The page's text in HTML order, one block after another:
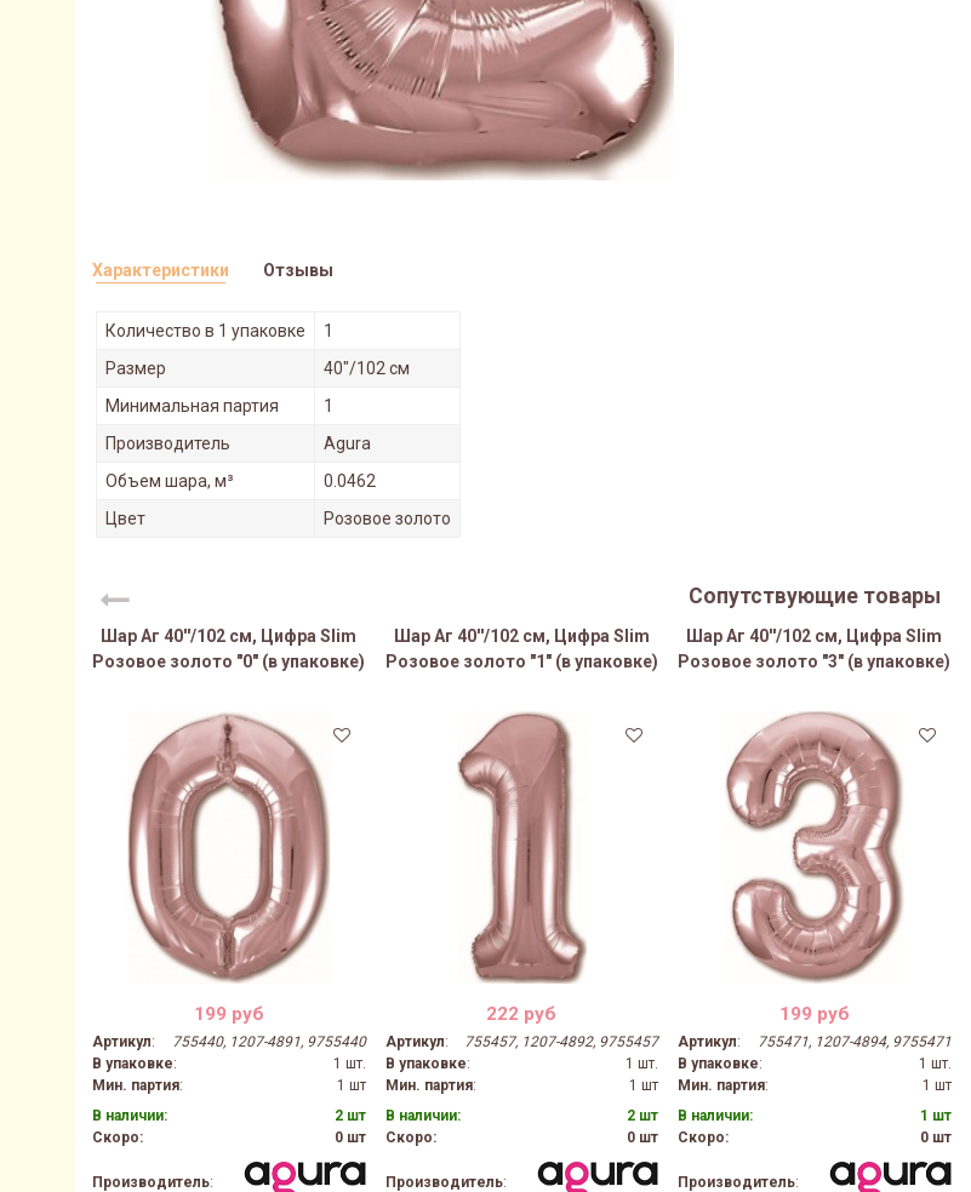
Характеристики
Количество в 1 упаковке
1
Размер
40"/102 см
Минимальная партия
1
Производитель
Agura
Объем шара, м³
0.0462
Цвет
Розовое золото
Отзывы
Сопутствующие товары
Шар Аг 40''/102 см, Цифра Slim
Розовое золото "0" (в упаковке)
199 руб
Артикул:
755440, 1207-4891, 9755440
В упаковке:
1 шт.
Мин. партия:
1 шт
В наличии:
2 шт
Скоро:
0 шт
Производитель:
Шар Аг 40''/102 см, Цифра Slim
Розовое золото "1" (в упаковке)
222 руб
Артикул:
755457, 1207-4892, 9755457
В упаковке:
1 шт.
Мин. партия:
1 шт
В наличии:
2 шт
Скоро:
0 шт
Производитель:
Шар Аг 40''/102 см, Цифра Slim
Розовое золото "3" (в упаковке)
199 руб
Артикул:
755471, 1207-4894, 9755471
В упаковке:
1 шт.
Мин. партия:
1 шт
В наличии:
1 шт
Скоро:
0 шт
Производитель: